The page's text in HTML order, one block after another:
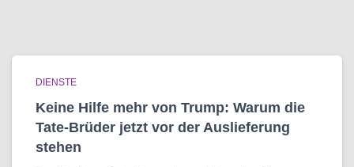
DIENSTE
Keine Hilfe mehr von Trump: Warum die
Tate-Brüder jetzt vor der Auslieferung
stehen